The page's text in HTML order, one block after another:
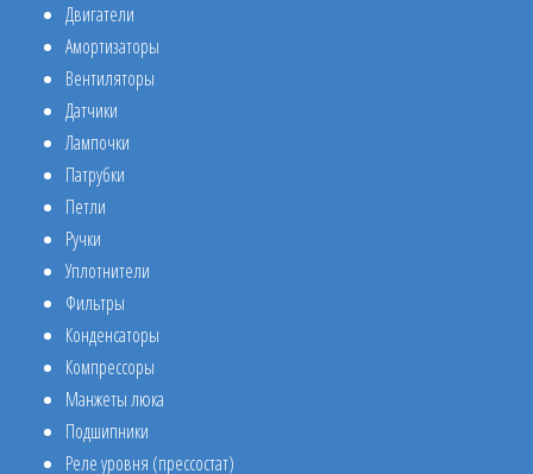
Двигатели
Амортизаторы
Вентиляторы
Датчики
Лампочки
Патрубки
Петли
Ручки
Уплотнители
Фильтры
Конденсаторы
Компрессоры
Манжеты люка
Подшипники
Реле уровня (прессостат)